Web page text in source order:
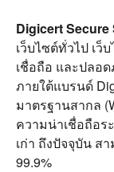
Digicert Secure
เว็บไซต์ทั่วไป เ
เชื่อถือ และปลอ
ภายใต้แบรนด์
มาตรฐานสากล
ความน่าเชื่อถือร
เก่า ถึงปัจจุบัน ส
99.9%